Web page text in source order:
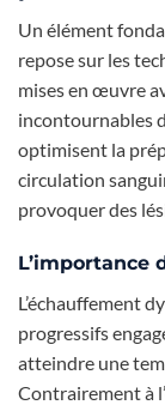
Un élément
repose sur les
mises en œuvre
incontournables
optimisent la
circulation
provoquer des
L’importance
L’échauffement
progressifs
atteindre une
Contrairement à